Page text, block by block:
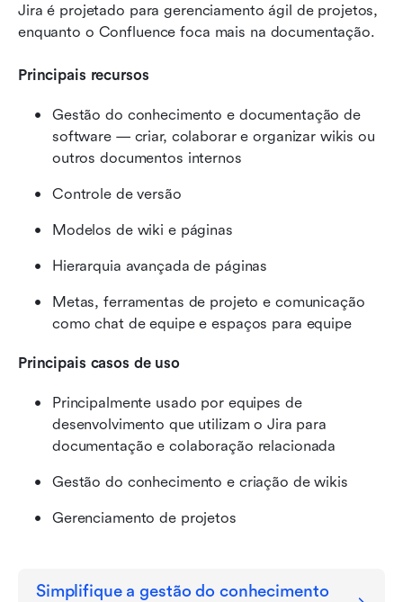
Jira é projetado para gerenciamento ágil de projetos,
enquanto o Confluence foca mais na documentação.
Principais recursos
Gestão do conhecimento e documentação de
software — criar, colaborar e organizar wikis ou
outros documentos internos
Controle de versão
Modelos de wiki e páginas
Hierarquia avançada de páginas
Metas, ferramentas de projeto e comunicação
como chat de equipe e espaços para equipe
Principais casos de uso
Principalmente usado por equipes de
desenvolvimento que utilizam o Jira para
documentação e colaboração relacionada
Gestão do conhecimento e criação de wikis
Gerenciamento de projetos
Simplifique a gestão do conhecimento